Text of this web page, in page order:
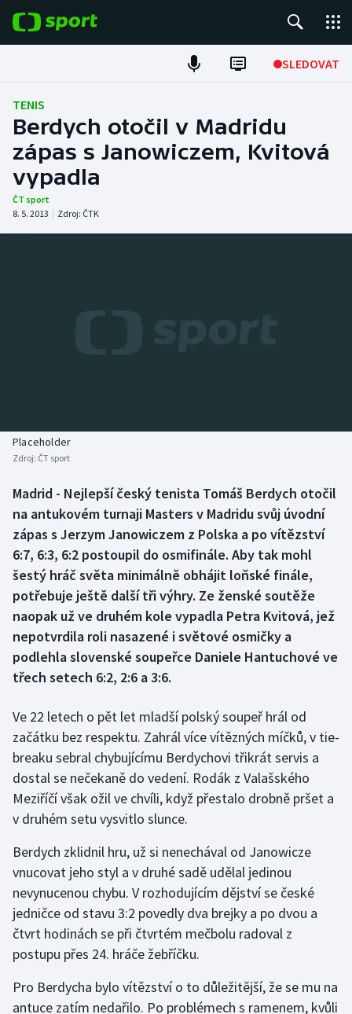
SLEDOVAT
Fotbal
Hokej
Tenis
Atletika
Biatlon
Box
Curling
Dostihy
Florbal
Futsal
Gymnastika
Házená
Jezdectví
Judo
Krasobruslení
Lezení
Lyže a snowboard
Moderní pětiboj
Aplikace ČT sport
TENIS
Berdych otočil v Madridu
zápas s Janowiczem, Kvitová
vypadla
ČT sport
8. 5. 2013 | Zdroj: ČTK
Placeholder
Zdroj: ČT sport
Madrid - Nejlepší český tenista Tomáš Berdych otočil
na antukovém turnaji Masters v Madridu svůj úvodní
zápas s Jerzym Janowiczem z Polska a po vítězství
6:7, 6:3, 6:2 postoupil do osmifinále. Aby tak mohl
šestý hráč světa minimálně obhájit loňské finále,
potřebuje ještě další tři výhry. Ze ženské soutěže
naopak už ve druhém kole vypadla Petra Kvitová, jež
nepotvrdila roli nasazené i světové osmičky a
podlehla slovenské soupeřce Daniele Hantuchové ve
třech setech 6:2, 2:6 a 3:6.
Ve 22 letech o pět let mladší polský soupeř hrál od
začátku bez respektu. Zahrál více vítězných míčků, v tie-
breaku sebral chybujícímu Berdychovi třikrát servis a
dostal se nečekaně do vedení. Rodák z Valašského
Meziříčí však ožil ve chvíli, když přestalo drobně pršet a
v druhém setu vysvitlo slunce.
Berdych zklidnil hru, už si nenechával od Janowicze
vnucovat jeho styl a v druhé sadě udělal jedinou
nevynucenou chybu. V rozhodujícím dějství se české
jedničce od stavu 3:2 povedly dva brejky a po dvou a
čtvrt hodinách se při čtvrtém mečbolu radoval z
postupu přes 24. hráče žebříčku.
Pro Berdycha bylo vítězství o to důležitější, že se mu na
antuce zatím nedařilo. Po problémech s ramenem, kvůli